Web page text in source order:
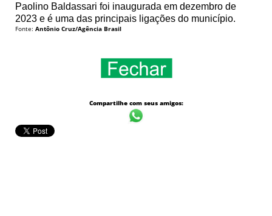
Paolino Baldassari foi inaugurada em dezembro de
2023 e é uma das principais ligações do município.
Fonte: Antônio Cruz/Agência Brasil
Compartilhe com seus amigos: